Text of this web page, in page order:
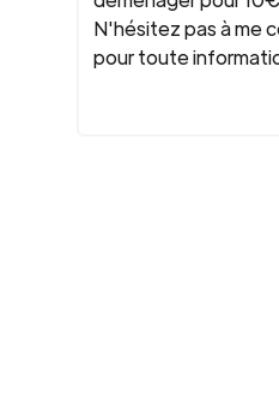
N'hésitez pas à me
pour toute